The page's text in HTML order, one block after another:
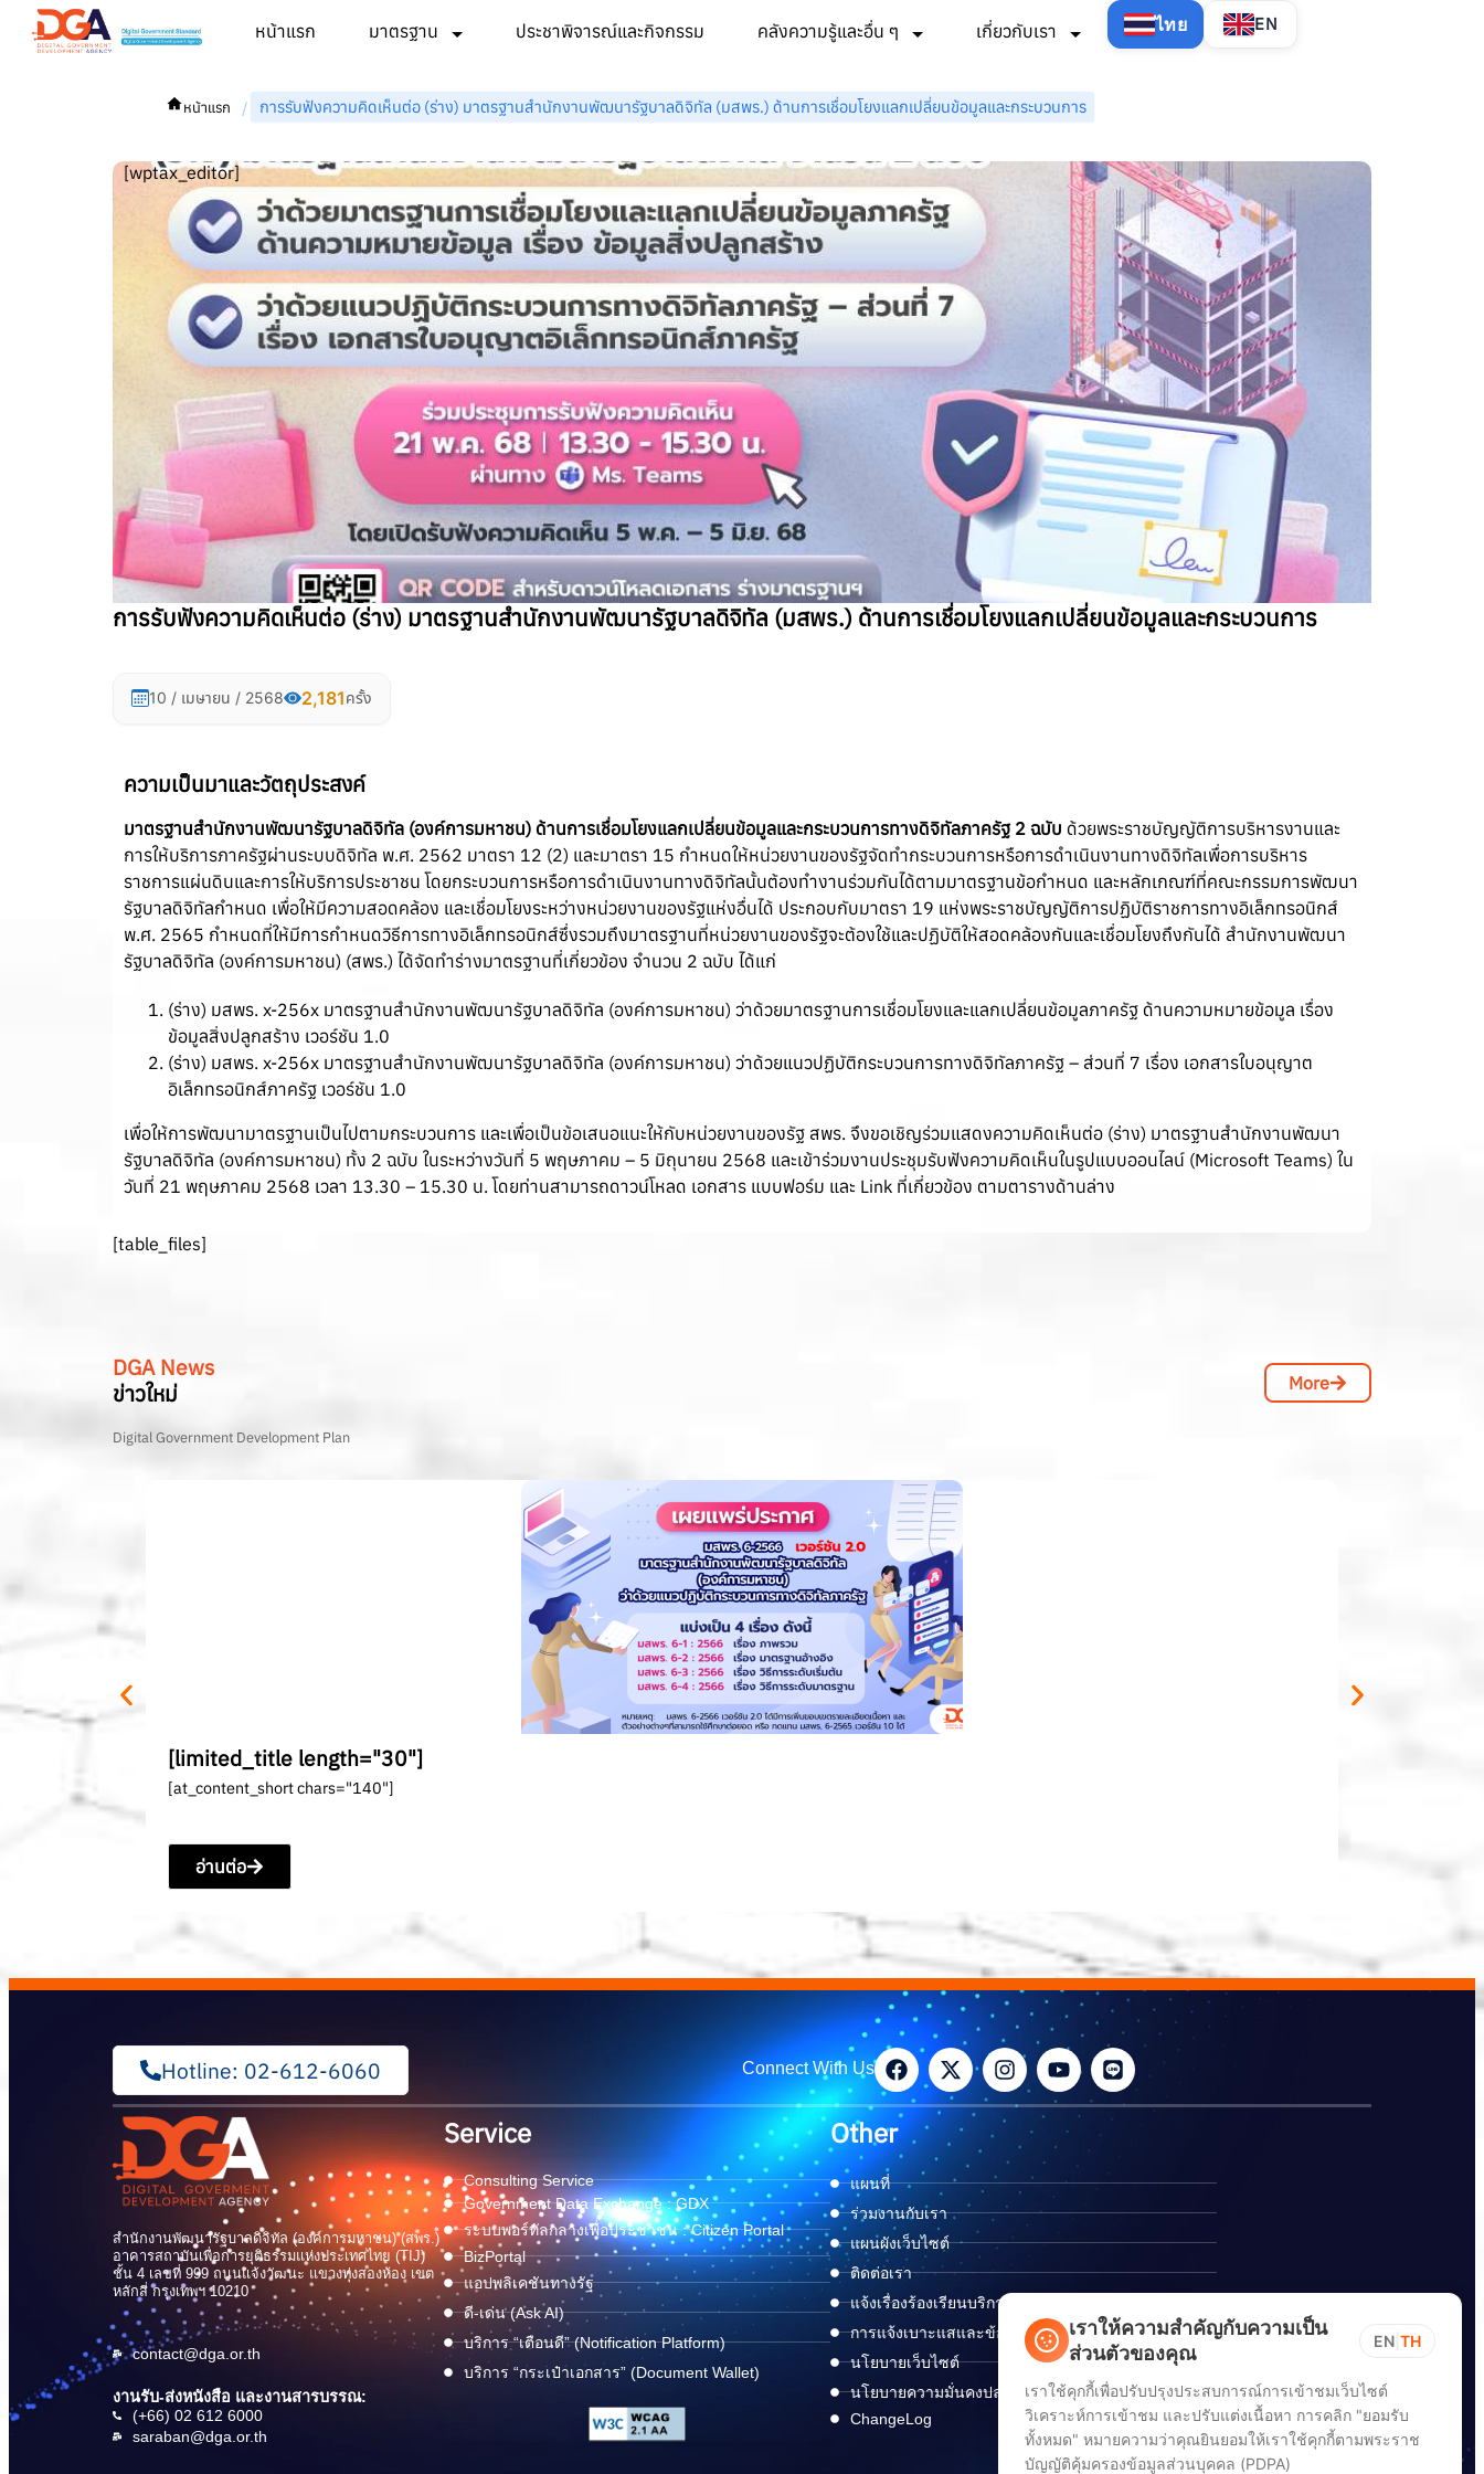
หน้าแรก มาตรฐาน ประชาพิจารณ์และกิจกรรม คลังความรู้และอื่น ๆ เกี่ยวกับเรา ไทย EN
หน้าแรก / การรับฟังความคิดเห็นต่อ (ร่าง) มาตรฐานสำนักงานพัฒนารัฐบาลดิจิทัล (มสพร.) ด้านการเชื่อมโยงแลกเปลี่ยนข้อมูลและกระบวนการ
[wptax_editor]
การรับฟังความคิดเห็นต่อ (ร่าง) มาตรฐานสำนักงานพัฒนารัฐบาลดิจิทัล (มสพร.) ด้านการเชื่อมโยงแลกเปลี่ยนข้อมูลและกระบวนการ
10 / เมษายน / 2568 2,181ครั้ง
ความเป็นมาและวัตถุประสงค์
มาตรฐานสำนักงานพัฒนารัฐบาลดิจิทัล (องค์การมหาชน) ด้านการเชื่อมโยงแลกเปลี่ยนข้อมูลและกระบวนการทางดิจิทัลภาครัฐ 2 ฉบับ ด้วยพระราชบัญญัติการบริหารงานและ
การให้บริการภาครัฐผ่านระบบดิจิทัล พ.ศ. 2562 มาตรา 12 (2) และมาตรา 15 กำหนดให้หน่วยงานของรัฐจัดทำกระบวนการหรือการดำเนินงานทางดิจิทัลเพื่อการบริหาร
ราชการแผ่นดินและการให้บริการประชาชน โดยกระบวนการหรือการดำเนินงานทางดิจิทัลนั้นต้องทำงานร่วมกันได้ตามมาตรฐานข้อกำหนด และหลักเกณฑ์ที่คณะกรรมการพัฒนา
รัฐบาลดิจิทัลกำหนด เพื่อให้มีความสอดคล้อง และเชื่อมโยงระหว่างหน่วยงานของรัฐแห่งอื่นได้ ประกอบกับมาตรา 19 แห่งพระราชบัญญัติการปฏิบัติราชการทางอิเล็กทรอนิกส์
พ.ศ. 2565 กำหนดที่ให้มีการกำหนดวิธีการทางอิเล็กทรอนิกส์ซึ่งรวมถึงมาตรฐานที่หน่วยงานของรัฐจะต้องใช้และปฏิบัติให้สอดคล้องกันและเชื่อมโยงถึงกันได้ สำนักงานพัฒนา
รัฐบาลดิจิทัล (องค์การมหาชน) (สพร.) ได้จัดทำร่างมาตรฐานที่เกี่ยวข้อง จำนวน 2 ฉบับ ได้แก่
(ร่าง) มสพร. x-256x มาตรฐานสำนักงานพัฒนารัฐบาลดิจิทัล (องค์การมหาชน) ว่าด้วยมาตรฐานการเชื่อมโยงและแลกเปลี่ยนข้อมูลภาครัฐ ด้านความหมายข้อมูล เรื่อง
ข้อมูลสิ่งปลูกสร้าง เวอร์ชัน 1.0
(ร่าง) มสพร. x-256x มาตรฐานสำนักงานพัฒนารัฐบาลดิจิทัล (องค์การมหาชน) ว่าด้วยแนวปฏิบัติกระบวนการทางดิจิทัลภาครัฐ – ส่วนที่ 7 เรื่อง เอกสารใบอนุญาต
อิเล็กทรอนิกส์ภาครัฐ เวอร์ชัน 1.0
เพื่อให้การพัฒนามาตรฐานเป็นไปตามกระบวนการ และเพื่อเป็นข้อเสนอแนะให้กับหน่วยงานของรัฐ สพร. จึงขอเชิญร่วมแสดงความคิดเห็นต่อ (ร่าง) มาตรฐานสำนักงานพัฒนา
รัฐบาลดิจิทัล (องค์การมหาชน) ทั้ง 2 ฉบับ ในระหว่างวันที่ 5 พฤษภาคม – 5 มิถุนายน 2568 และเข้าร่วมงานประชุมรับฟังความคิดเห็นในรูปแบบออนไลน์ (Microsoft Teams) ใน
วันที่ 21 พฤษภาคม 2568 เวลา 13.30 – 15.30 น. โดยท่านสามารถดาวน์โหลด เอกสาร แบบฟอร์ม และ Link ที่เกี่ยวข้อง ตามตารางด้านล่าง
[table_files]
DGA News
ข่าวใหม่
More
Digital Government Development Plan
[limited_title length="30"]
[at_content_short chars="140"]
อ่านต่อ
Hotline: 02-612-6060 Connect With Us
สำนักงานพัฒนารัฐบาลดิจิทัล (องค์การมหาชน) (สพร.)
อาคารสถาบันเพื่อการยุติธรรมแห่งประเทศไทย (TIJ)
ชั้น 4 เลขที่ 999 ถนนแจ้งวัฒนะ แขวงทุ่งสองห้อง เขต
หลักสี่ กรุงเทพฯ 10210
contact@dga.or.th
งานรับ-ส่งหนังสือ และงานสารบรรณ:
(+66) 02 612 6000
saraban@dga.or.th
Service
Consulting Service
Government Data Exchange : GDX
ระบบพอร์ทัลกลางเพื่อประชาชน : Citizen Portal
BizPortal
แอปพลิเคชันทางรัฐ
ดี-เด่น (Ask AI)
บริการ “เตือนดี” (Notification Platform)
บริการ “กระเป๋าเอกสาร” (Document Wallet)
Other
แผนที่
ร่วมงานกับเรา
แผนผังเว็บไซต์
ติดต่อเรา
แจ้งเรื่องร้องเรียนบริการ
การแจ้งเบาะแสและข้อร้องเรียนการทุจริต
นโยบายเว็บไซต์
นโยบายความมั่นคงปลอดภัยสารสนเทศทางไซเบอร์
ChangeLog
เราให้ความสำคัญกับความเป็น
ส่วนตัวของคุณ
EN TH
เราใช้คุกกี้เพื่อปรับปรุงประสบการณ์การเข้าชมเว็บไซต์
วิเคราะห์การเข้าชม และปรับแต่งเนื้อหา การคลิก "ยอมรับ
ทั้งหมด" หมายความว่าคุณยินยอมให้เราใช้คุกกี้ตามพระราช
บัญญัติคุ้มครองข้อมูลส่วนบุคคล (PDPA)